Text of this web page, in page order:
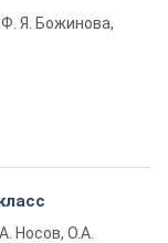
Ф. Я. Божинова,
Носов, О.А.